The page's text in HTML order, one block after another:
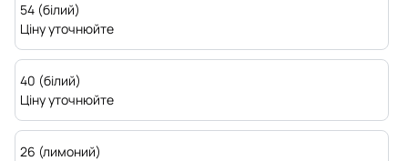
54 (білий)
Ціну уточнюйте
40 (білий)
Ціну уточнюйте
26 (лимоний)